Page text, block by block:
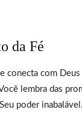
da Fé
conecta com
lembra das
poder